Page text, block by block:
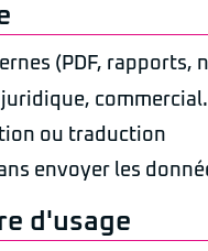
(PDF, rapports,
ou traduction
envoyer les
d'usage